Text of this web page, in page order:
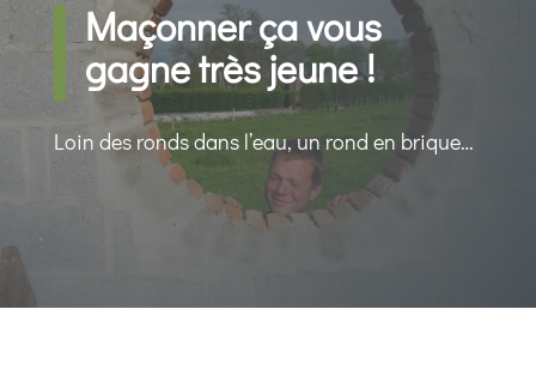
Maçonner ça vous
gagne très jeune !
Loin des ronds dans l’eau, un rond en brique…